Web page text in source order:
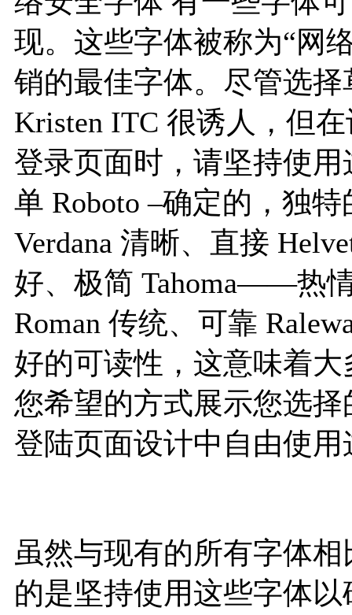
现。这些字体被称为“网
销的最佳字体。尽管选择
Kristen ITC 很诱人，但
登录页面时，请坚持使
单 Roboto –确定的，独
Verdana 清晰、直接
好、极简 Tahoma——热
Roman 传统、可靠
好的可读性，这意味着
您希望的方式展示您选
登陆页面设计中自由使
虽然与现有的所有字体
的是坚持使用这些字体